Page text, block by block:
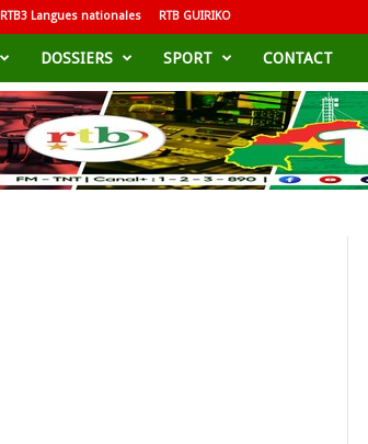
RTB3 Langues nationales RTB GUIRIKO
DOSSIERS SPORT CONTACT